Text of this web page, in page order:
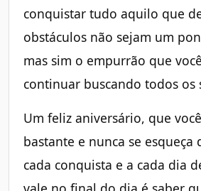
conquistar tudo aquilo que
obstáculos não sejam um
mas sim o empurrão que
continuar buscando todos os
Um feliz aniversário, que
bastante e nunca se esqueça
cada conquista e a cada dia